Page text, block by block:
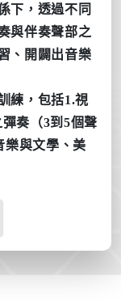
下，透過不同
與伴奏聲部之
、開闢出音樂
練，包括1.視
奏（3到 5個聲
樂與文學、美